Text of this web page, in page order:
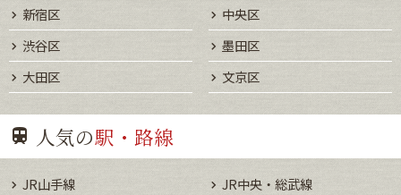
新宿区
中央区
渋谷区
墨田区
大田区
文京区
人気の駅・路線
JR山手線
JR中央・総武線